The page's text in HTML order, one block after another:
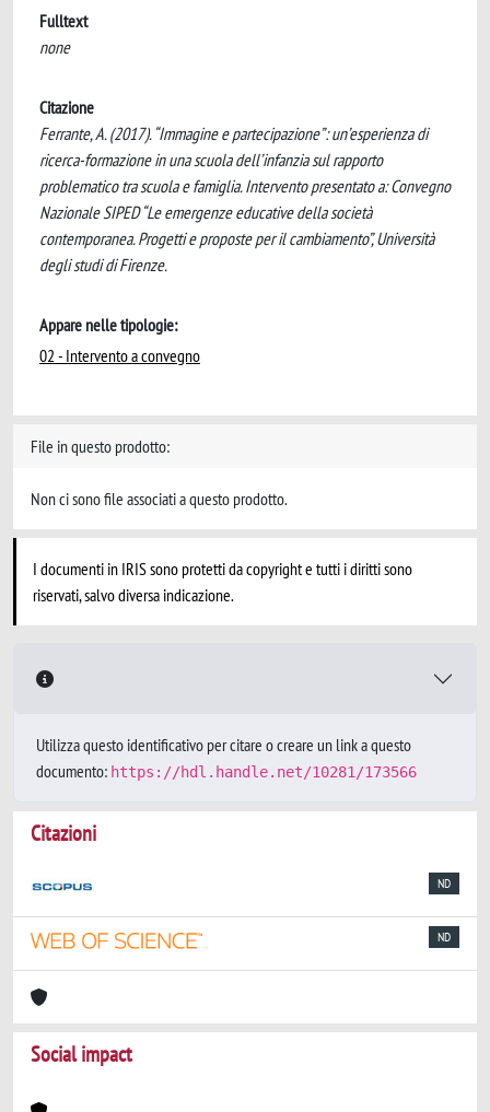
Fulltext
none
Citazione
Ferrante, A. (2017). “Immagine e partecipazione”: un’esperienza di
ricerca-formazione in una scuola dell’infanzia sul rapporto
problematico tra scuola e famiglia. Intervento presentato a: Convegno
Nazionale SIPED “Le emergenze educative della società
contemporanea. Progetti e proposte per il cambiamento”, Università
degli studi di Firenze.
Appare nelle tipologie:
02 - Intervento a convegno
File in questo prodotto:
Non ci sono file associati a questo prodotto.
I documenti in IRIS sono protetti da copyright e tutti i diritti sono
riservati, salvo diversa indicazione.
Utilizza questo identificativo per citare o creare un link a questo
documento: https://hdl.handle.net/10281/173566
Citazioni
ND
ND
Social impact